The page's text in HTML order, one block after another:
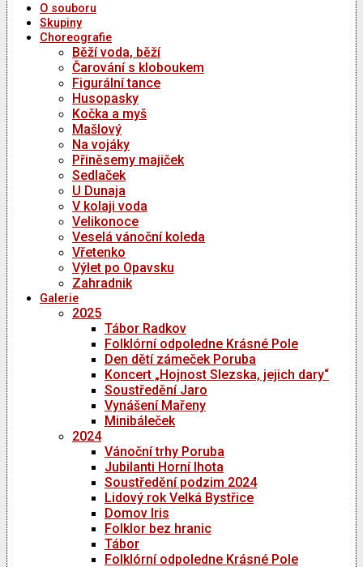
O souboru
Skupiny
Choreografie
Běží voda, běží
Čarování s kloboukem
Figurální tance
Husopasky
Kočka a myš
Mašlový
Na vojáky
Přiněsemy majiček
Sedlaček
U Dunaja
V kolaji voda
Velikonoce
Veselá vánoční koleda
Vřetenko
Výlet po Opavsku
Zahradnik
Galerie
2025
Tábor Radkov
Folklórní odpoledne Krásné Pole
Den dětí zámeček Poruba
Koncert „Hojnost Slezska, jejich dary“
Soustředění Jaro
Vynášení Mařeny
Minibáleček
2024
Vánoční trhy Poruba
Jubilanti Horní lhota
Soustředění podzim 2024
Lidový rok Velká Bystřice
Domov Iris
Folklor bez hranic
Tábor
Folklórní odpoledne Krásné Pole